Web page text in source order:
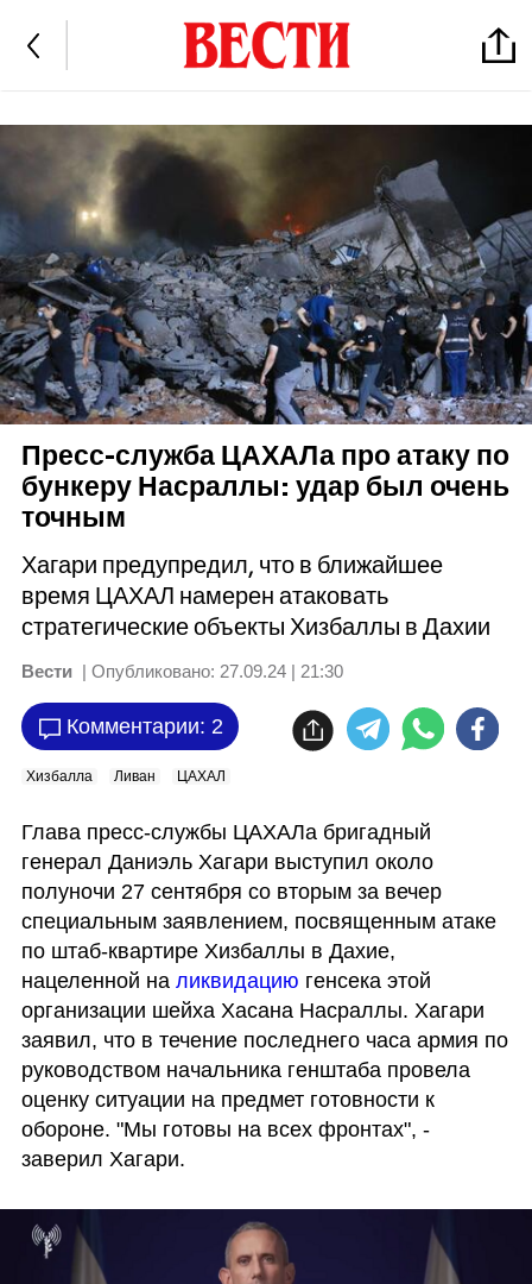
Пресс-служба ЦАХАЛа про атаку по
бункеру Насраллы: удар был очень
точным
Хагари предупредил, что в ближайшее
время ЦАХАЛ намерен атаковать
стратегические объекты Хизбаллы в Дахии
Вести | Опубликовано: 27.09.24 | 21:30
Комментарии: 2
Хизбалла Ливан ЦАХАЛ
Глава пресс-службы ЦАХАЛа бригадный
генерал Даниэль Хагари выступил около
полуночи 27 сентября со вторым за вечер
специальным заявлением, посвященным атаке
по штаб-квартире Хизбаллы в Дахие,
нацеленной на ликвидацию генсека этой
организации шейха Хасана Насраллы. Хагари
заявил, что в течение последнего часа армия по
руководством начальника генштаба провела
оценку ситуации на предмет готовности к
обороне. "Мы готовы на всех фронтах", -
заверил Хагари.